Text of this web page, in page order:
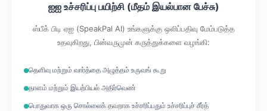
ஐஐ உச்சரிப்பு பயிற்சி (மீதம் இயல்பான பேச்சு)
ஸ்பீக் பிடி ஏஐ (SpeakPal AI) உங்களுக்கு ஒலிப்பதிவு மேம்படுத்த
உதவுகிறது, பின்வருமுன் கருத்துக்களை வழங்கி:
தெளிவு மற்றும் வார்த்தை அழுத்தம் உருவங் கூறு
தாளம் மற்றும் இயற்பியல் அதிர்வெண்
பொதுவாக ஒரு சொல்லைக் தவறாக உச்சரிப்பதும் உச்சரிப்புச் சீர்த்